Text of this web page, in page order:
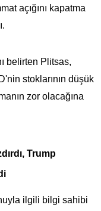
açığını kapatma
belirten Plitsas,
stoklarının düşük
zor olacağına
Trump
ilgili bilgi sahibi